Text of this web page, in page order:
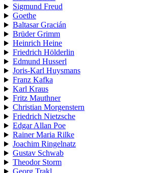
Sigmund Freud
Goethe
Baltasar Gracián
Brüder Grimm
Heinrich Heine
Friedrich Hölderlin
Edmund Husserl
Joris-Karl Huysmans
Franz Kafka
Karl Kraus
Fritz Mauthner
Christian Morgenstern
Friedrich Nietzsche
Edgar Allan Poe
Rainer Maria Rilke
Joachim Ringelnatz
Gustav Schwab
Theodor Storm